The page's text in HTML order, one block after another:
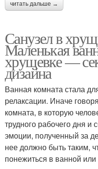
читать дальше →
Санузел в
Маленькая
хрущевке —
дизайна
Ванная комната стала
релаксации. Иначе
комната, в которую
трудного рабочего дня и
эмоции, полученный за
нее должно быть таким,
понежиться в ванной